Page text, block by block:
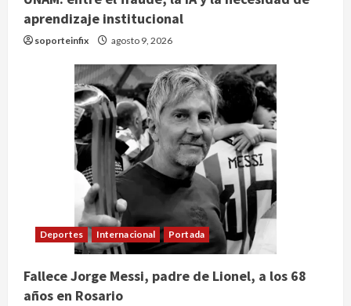
aprendizaje institucional
soporteinfix agosto 9, 2026
Deportes Internacional Portada
Fallece Jorge Messi, padre de Lionel, a los 68
años en Rosario